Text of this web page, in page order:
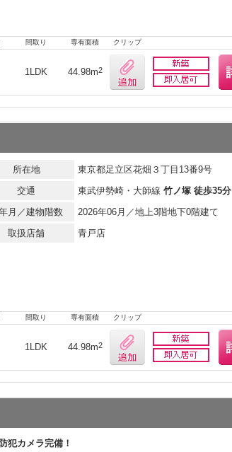
間取り 専有面積 クリップ
1LDK 44.98m2
所在地
東京都足立区花畑３丁目13番9号
交通
東武伊勢崎・大師線 竹ノ塚 徒歩35分
月／建物階数
2026年06月／地上3階地下0階建て
取扱店舗
青戸店
間取り 専有面積 クリップ
1LDK 44.98m2
犯カメラ完備！